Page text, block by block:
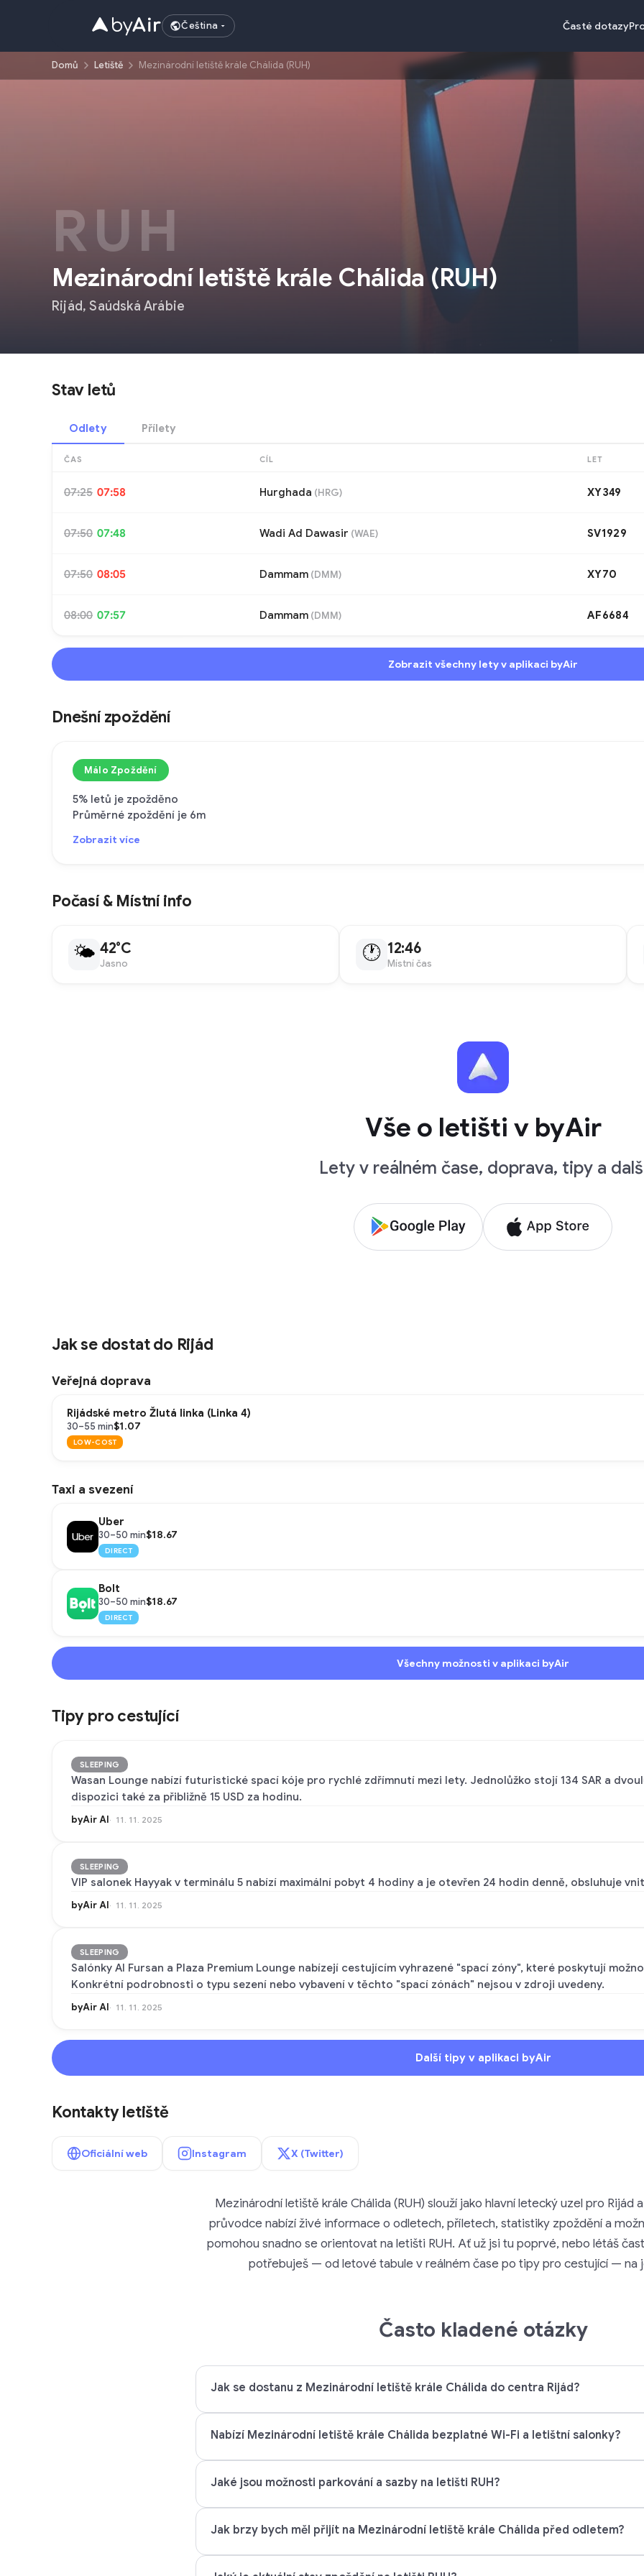
Čeština Časté dotazy
Domů Letiště Mezinárodní letiště krále Chálida (RUH)
RUH
Mezinárodní letiště krále Chálida (RUH)
Rijád,Saúdská Arábie
Stav letů
Odlety Přílety
ČAS CÍL LET
07:25 07:58 Hurghada (HRG) XY349
07:50 07:48 Wadi Ad Dawasir (WAE) SV1929
07:50 08:05 Dammam (DMM) XY70
08:00 07:57 Dammam (DMM) AF6684
Zobrazit všechny lety v aplikaci byAir
Dnešní zpoždění
Málo Zpoždění
5% letů je zpožděno
Průměrné zpoždění je 6m
Zobrazit více
Počasí & Místní info
🌤 42°C
Jasno 🕐 12:46
Místní čas
Vše o letišti v byAir
Lety v reálném čase, doprava, tipy a
Jak se dostat do Rijád
Veřejná doprava
Rijádské metro Žlutá linka (Linka 4)
30–55 min$1.07
LOW-COST
Taxi a svezení
Uber
30–50 min$18.67
DIRECT
Bolt
30–50 min$18.67
DIRECT
Všechny možnosti v aplikaci byAir
Tipy pro cestující
SLEEPING
Wasan Lounge nabízí futuristické spací kóje pro rychlé zdřímnutí mezi lety. Jednolůžko stojí 134 SAR a
dispozici také za přibližně 15 USD za hodinu.
byAir AI 11. 11. 2025
SLEEPING
VIP salonek Hayyak v terminálu 5 nabízí maximální pobyt 4 hodiny a je otevřen 24 hodin denně, obsluhuje
byAir AI 11. 11. 2025
SLEEPING
Salónky Al Fursan a Plaza Premium Lounge nabízejí cestujícím vyhrazené "spací zóny", které poskytují
Konkrétní podrobnosti o typu sezení nebo vybavení v těchto "spací zónách" nejsou v zdroji uvedeny.
byAir AI 11. 11. 2025
Další tipy v aplikaci byAir
Kontakty letiště
Oficiální web Instagram X (Twitter)
Mezinárodní letiště krále Chálida (RUH) slouží jako hlavní letecký uzel pro Rijád
průvodce nabízí živé informace o odletech, příletech, statistiky zpoždění a
pomohou snadno se orientovat na letišti RUH. Ať už jsi tu poprvé, nebo létáš
potřebuješ — od letové tabule v reálném čase po tipy pro cestující — na
Často kladené otázky
Jak se dostanu z Mezinárodní letiště krále Chálida do centra Rijád?
Nabízí Mezinárodní letiště krále Chálida bezplatné Wi-Fi a letištní salonky?
Jaké jsou možnosti parkování a sazby na letišti RUH?
Jak brzy bych měl přijít na Mezinárodní letiště krále Chálida před odletem?